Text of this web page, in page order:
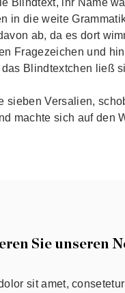
in die weite
ab, da es dort
Fragezeichen und
Blindtextchen ließ
sieben Versalien,
machte sich auf den
Sie unseren
sit amet,